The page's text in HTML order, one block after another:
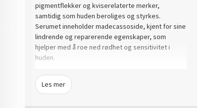
pigmentflekker og kviserelaterte merker,
samtidig som huden beroliges og styrkes.
Serumet inneholder madecassoside, kjent for sine
lindrende og reparerende egenskaper, som
hjelper med å roe ned rødhet og sensitivitet i
huden.
Den lette, ikke-klebrige teksturen trekker raskt inn
og etterlater huden behagelig, balansert og klar
Les mer